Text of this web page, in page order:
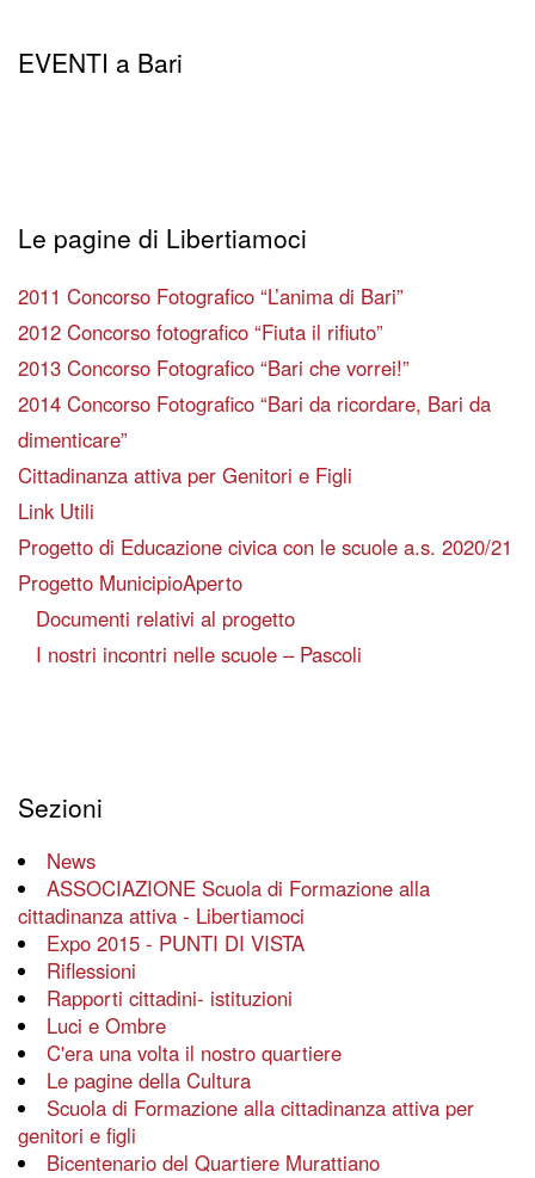
EVENTI a Bari
Le pagine di Libertiamoci
2011 Concorso Fotografico “L’anima di Bari”
2012 Concorso fotografico “Fiuta il rifiuto”
2013 Concorso Fotografico “Bari che vorrei!”
2014 Concorso Fotografico “Bari da ricordare, Bari da
dimenticare”
Cittadinanza attiva per Genitori e Figli
Link Utili
Progetto di Educazione civica con le scuole a.s. 2020/21
Progetto MunicipioAperto
Documenti relativi al progetto
I nostri incontri nelle scuole – Pascoli
Sezioni
News
ASSOCIAZIONE Scuola di Formazione alla
cittadinanza attiva - Libertiamoci
Expo 2015 - PUNTI DI VISTA
Riflessioni
Rapporti cittadini- istituzioni
Luci e Ombre
C'era una volta il nostro quartiere
Le pagine della Cultura
Scuola di Formazione alla cittadinanza attiva per
genitori e figli
Bicentenario del Quartiere Murattiano